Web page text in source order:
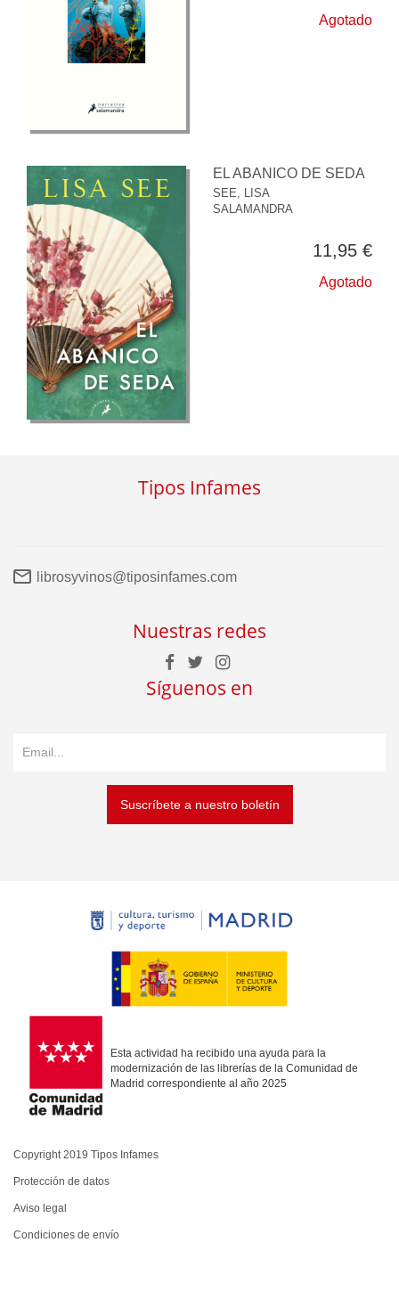
Agotado
EL ABANICO DE SEDA
SEE, LISA
SALAMANDRA
11,95 €
Agotado
Tipos Infames
librosyvinos@tiposinfames.com
Nuestras redes
Síguenos en
Suscríbete a nuestro boletín
Esta actividad ha recibido una ayuda para la
modernización de las librerías de la Comunidad de
Madrid correspondiente al año 2025
Copyright 2019 Tipos Infames
Protección de datos
Aviso legal
Condiciones de envío